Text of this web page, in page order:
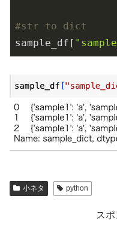
#str to dict
sample_df[
小ネタ python
ス